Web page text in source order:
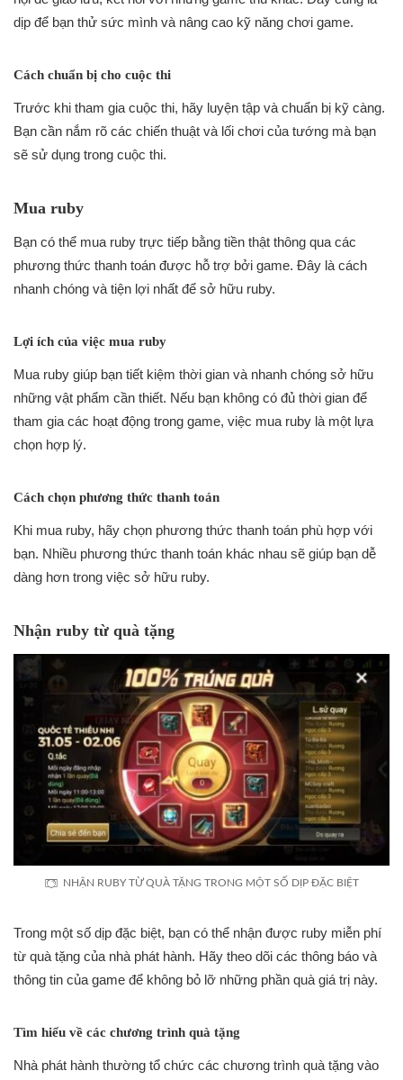
dịp để bạn thử sức mình và nâng cao kỹ năng chơi game.
Cách chuẩn bị cho cuộc thi
Trước khi tham gia cuộc thi, hãy luyện tập và chuẩn bị kỹ càng.
Bạn cần nắm rõ các chiến thuật và lối chơi của tướng mà bạn
sẽ sử dụng trong cuộc thi.
Mua ruby
Bạn có thể mua ruby trực tiếp bằng tiền thật thông qua các
phương thức thanh toán được hỗ trợ bởi game. Đây là cách
nhanh chóng và tiện lợi nhất để sở hữu ruby.
Lợi ích của việc mua ruby
Mua ruby giúp bạn tiết kiệm thời gian và nhanh chóng sở hữu
những vật phẩm cần thiết. Nếu bạn không có đủ thời gian để
tham gia các hoạt động trong game, việc mua ruby là một lựa
chọn hợp lý.
Cách chọn phương thức thanh toán
Khi mua ruby, hãy chọn phương thức thanh toán phù hợp với
bạn. Nhiều phương thức thanh toán khác nhau sẽ giúp bạn dễ
dàng hơn trong việc sở hữu ruby.
Nhận ruby từ quà tặng
NHẬN RUBY TỪ QUÀ TẶNG TRONG MỘT SỐ DỊP ĐẶC BIỆT
Trong một số dịp đặc biệt, bạn có thể nhận được ruby miễn phí
từ quà tặng của nhà phát hành. Hãy theo dõi các thông báo và
thông tin của game để không bỏ lỡ những phần quà giá trị này.
Tìm hiểu về các chương trình quà tặng
Nhà phát hành thường tổ chức các chương trình quà tặng vào